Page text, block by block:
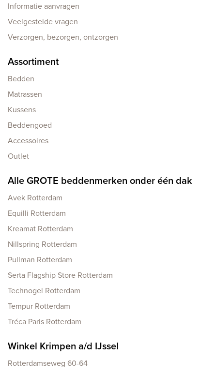
Informatie aanvragen
Veelgestelde vragen
Verzorgen, bezorgen, ontzorgen
Assortiment
Bedden
Matrassen
Kussens
Beddengoed
Accessoires
Outlet
Alle GROTE beddenmerken onder één dak
Avek Rotterdam
Equilli Rotterdam
Kreamat Rotterdam
Nillspring Rotterdam
Pullman Rotterdam
Serta Flagship Store Rotterdam
Technogel Rotterdam
Tempur Rotterdam
Tréca Paris Rotterdam
Winkel Krimpen a/d IJssel
Rotterdamseweg 60-64